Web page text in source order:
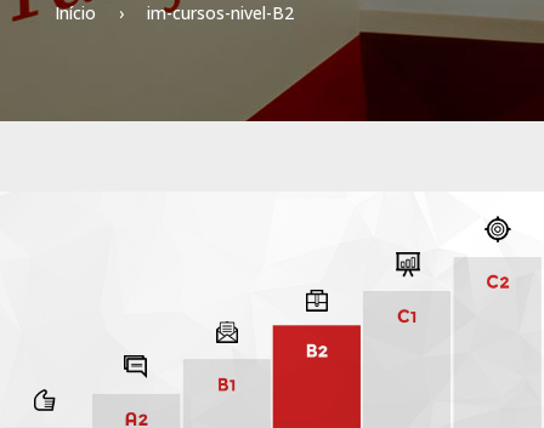
Início › im-cursos-nivel-B2